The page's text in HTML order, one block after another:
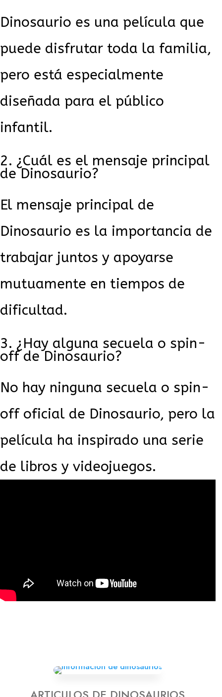
Dinosaurio es una película que
puede disfrutar toda la familia,
pero está especialmente
diseñada para el público
infantil.
¿Cuál es el mensaje principal
de Dinosaurio?
El mensaje principal de
Dinosaurio es la importancia de
trabajar juntos y apoyarse
mutuamente en tiempos de
dificultad.
¿Hay alguna secuela o spin-
off de Dinosaurio?
No hay ninguna secuela o spin-
off oficial de Dinosaurio, pero la
película ha inspirado una serie
de libros y videojuegos.